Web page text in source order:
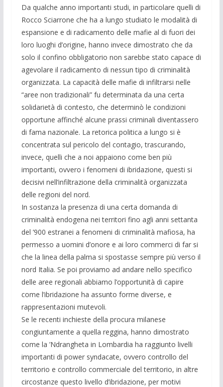
Da qualche anno importanti studi, in particolare quelli di
Rocco Sciarrone che ha a lungo studiato le modalità di
espansione e di radicamento delle mafie al di fuori dei
loro luoghi d’origine, hanno invece dimostrato che da
solo il confino obbligatorio non sarebbe stato capace di
agevolare il radicamento di nessun tipo di criminalità
organizzata. La capacità delle mafie di infiltrarsi nelle
“aree non tradizionali” fu determinata da una certa
solidarietà di contesto, che determinò le condizioni
opportune affinché alcune prassi criminali diventassero
di fama nazionale. La retorica politica a lungo si è
concentrata sul pericolo del contagio, trascurando,
invece, quelli che a noi appaiono come ben più
importanti, ovvero i fenomeni di ibridazione, questi si
decisivi nell’infiltrazione della criminalità organizzata
delle regioni del nord.
In sostanza la presenza di una certa domanda di
criminalità endogena nei territori fino agli anni settanta
del ’900 estranei a fenomeni di criminalità mafiosa, ha
permesso a uomini d’onore e ai loro commerci di far si
che la linea della palma si spostasse sempre più verso il
nord Italia. Se poi proviamo ad andare nello specifico
delle aree regionali abbiamo l’opportunità di capire
come l’ibridazione ha assunto forme diverse, e
rappresentazioni mutevoli.
Se le recenti inchieste della procura milanese
congiuntamente a quella reggina, hanno dimostrato
come la ’Ndrangheta in Lombardia ha raggiunto livelli
importanti di power syndacate, ovvero controllo del
territorio e controllo commerciale del territorio, in altre
circostanze questo livello d’ibridazione, per motivi